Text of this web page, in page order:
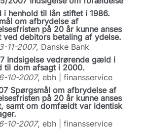
henhold til lån stiftet i 1986.
om afbrydelse af
på 20 år kunne anses
ved debitors betaling af ydelse.
11-2007, Danske Bank
Indsigelse vedrørende gæld i
til dom afsagt i 2000.
10-2007, ebh | finansservice
Spørgsmål om afbrydelse af
på 20 år kunne anses
samt om domfældt var identisk
10-2007, ebh | finansservice